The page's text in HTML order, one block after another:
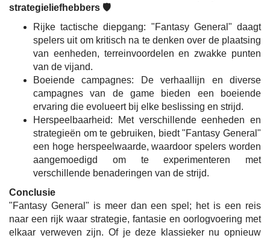
strategieliefhebbers 🛡️
Rijke tactische diepgang: "Fantasy General" daagt
spelers uit om kritisch na te denken over de plaatsing
van eenheden, terreinvoordelen en zwakke punten
van de vijand.
Boeiende campagnes: De verhaallijn en diverse
campagnes van de game bieden een boeiende
ervaring die evolueert bij elke beslissing en strijd.
Herspeelbaarheid: Met verschillende eenheden en
strategieën om te gebruiken, biedt "Fantasy General"
een hoge herspeelwaarde, waardoor spelers worden
aangemoedigd om te experimenteren met
verschillende benaderingen van de strijd.
Conclusie
"Fantasy General" is meer dan een spel; het is een reis
naar een rijk waar strategie, fantasie en oorlogvoering met
elkaar verweven zijn. Of je deze klassieker nu opnieuw